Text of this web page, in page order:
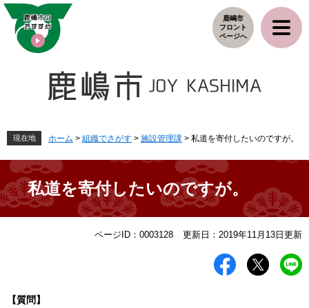
ペ
メ
鹿嶋市
フロント
ページへ
現在地 ホーム > 組織でさがす > 施設管理課 > 私道を寄付したいのですが。
私道を寄付したいのですが。
ページID：0003128 更新日：2019年11月13日更新
【質問】